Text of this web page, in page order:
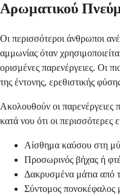
Αρωματικού
Οι περισσότεροι άνθρωποι
αμμωνίας όταν
ορισμένες παρενέργειες. Οι
της έντονης, ερεθιστικής
Ακολουθούν οι παρενέργειες
κατά νου ότι οι περισσότερες
Αίσθημα καύσου στη
Προσωρινός βήχας ή
Δακρυσμένα μάτια από
Σύντομος πονοκέφαλος